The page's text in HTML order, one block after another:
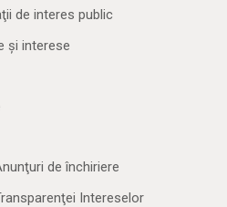
de interes public
și interese
de închiriere
Intereselor